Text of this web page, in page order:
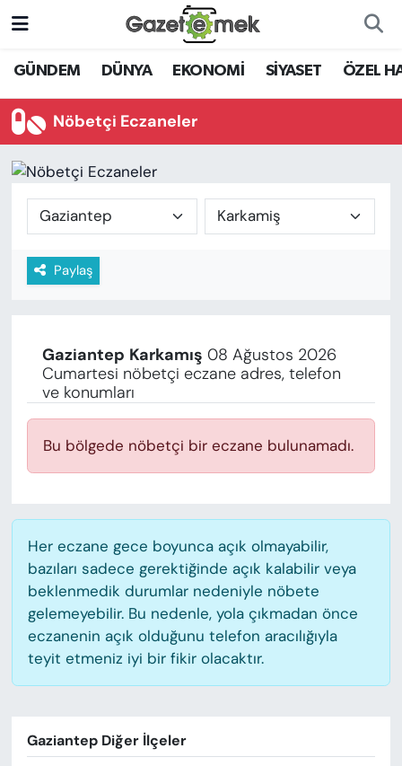
GÜNDEM DÜNYA EKONOMİ SİYASET ÖZEL
Nöbetçi Eczaneler
Paylaş
Gaziantep Karkamış 08 Ağustos 2026
Cumartesi nöbetçi eczane adres, telefon
ve konumları
Bu bölgede nöbetçi bir eczane bulunamadı.
Her eczane gece boyunca açık olmayabilir,
bazıları sadece gerektiğinde açık kalabilir veya
beklenmedik durumlar nedeniyle nöbete
gelemeyebilir. Bu nedenle, yola çıkmadan önce
eczanenin açık olduğunu telefon aracılığıyla
teyit etmeniz iyi bir fikir olacaktır.
Gaziantep Diğer İlçeler
DÜNYA
EKONOMİ
YENİ MEDYADA EMEK
GAZETECİLİĞİNİ GELİŞTİRMEK
FAYDALI BİLGİLER
EĞİTİM
SAĞLIK
KÜLTÜR-SANAT
MAGAZİN
ÖZEL HABER
YAZAR KÖŞESİ
SİYASET
Nöbetçi Eczaneler
Hava Durumu
Trafik Durumu
Haber Arşivi